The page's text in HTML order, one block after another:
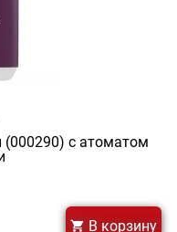
(000290) с атоматом
В корзину